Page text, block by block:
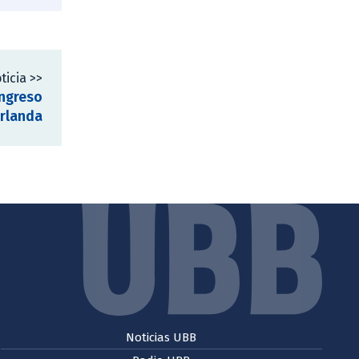
>>
Noticias UBB